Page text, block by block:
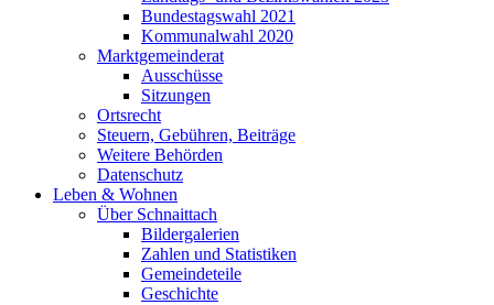
Bundestagswahl 2021
Kommunalwahl 2020
Marktgemeinderat
Ausschüsse
Sitzungen
Ortsrecht
Steuern, Gebühren, Beiträge
Weitere Behörden
Datenschutz
Leben & Wohnen
Über Schnaittach
Bildergalerien
Zahlen und Statistiken
Gemeindeteile
Geschichte